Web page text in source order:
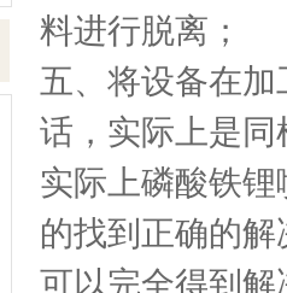
料进行脱离；
五、将设备在
话，实际上是
实际上磷酸铁
的找到正确的
可以完全得到解